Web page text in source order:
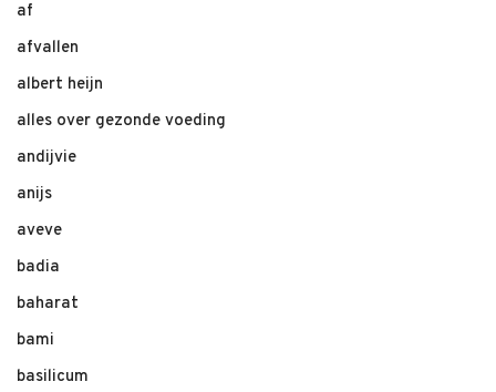
af
afvallen
albert heijn
alles over gezonde voeding
andijvie
anijs
aveve
badia
baharat
bami
basilicum